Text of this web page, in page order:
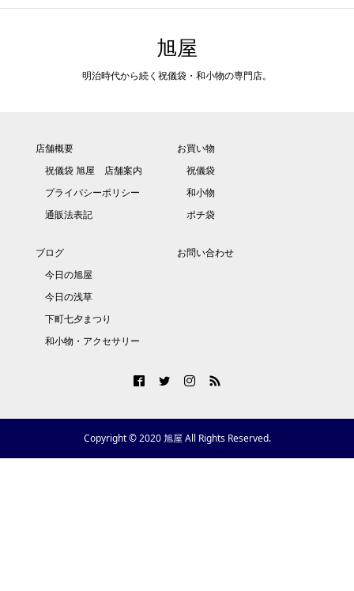
旭屋
明治時代から続く祝儀袋・和小物の専門店。
店舗概要
祝儀袋 旭屋 店舗案内
プライバシーポリシー
通販法表記
お買い物
祝儀袋
和小物
ポチ袋
ブログ
今日の旭屋
今日の浅草
下町七夕まつり
和小物・アクセサリー
お問い合わせ
Copyright © 2020 旭屋 All Rights Reserved.